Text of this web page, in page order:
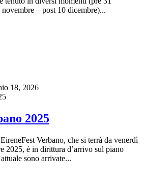
– post 10 dicembre)...
18, 2026
2025
Verbano, che si terrà da venerdì
2025, è in dirittura d’arrivo sul piano
sono arrivate...